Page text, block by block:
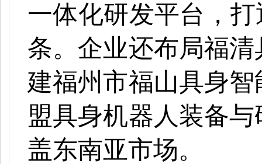
一体化研发平台，
条。企业还布局福
建福州市福山具身
盟具身机器人装备
盖东南亚市场。